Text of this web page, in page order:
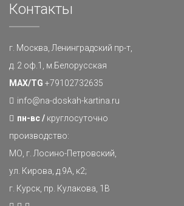
Контакты
г. Москва, Ленинградский пр-т,
д. 2 оф.1, м.Белорусская
MAX/TG +79102732635
info@na-doskah-kartina.ru
пн-вс / круглосуточно
производство:
МО, г. Лосино-Петровский,
ул. Кирова, д.9А, к2;
г. Курск, пр. Кулакова, 1В